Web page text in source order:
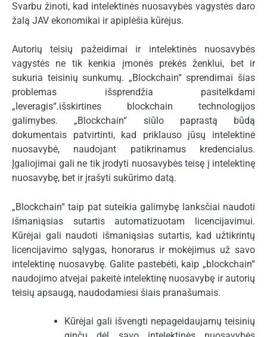
Svarbu žinoti, kad intelektinės nuosavybės vagystės daro
žalą JAV ekonomikai ir apiplėšia kūrėjus.
Autorių teisių pažeidimai ir intelektinės nuosavybės
vagystės ne tik kenkia įmonės prekės ženklui, bet ir
sukuria teisinių sunkumų. „Blockchain“ sprendimai šias
problemas išsprendžia pasitelkdami
„leveragis“.išskirtines blockchain technologijos
galimybes. „Blockchain“ siūlo paprastą būdą
dokumentais patvirtinti, kad priklauso jūsų intelektinė
nuosavybė, naudojant patikrinamus kredencialus.
Įgaliojimai gali ne tik įrodyti nuosavybės teisę į intelektinę
nuosavybę, bet ir įrašyti sukūrimo datą.
„Blockchain“ taip pat suteikia galimybę lanksčiai naudoti
išmaniąsias sutartis automatizuotam licencijavimui.
Kūrėjai gali naudoti išmaniąsias sutartis, kad užtikrintų
licencijavimo sąlygas, honorarus ir mokėjimus už savo
intelektinę nuosavybę. Galite pastebėti, kaip „blockchain“
naudojimo atvejai pakeitė intelektinę nuosavybę ir autorių
teisių apsaugą, naudodamiesi šiais pranašumais.
Kūrėjai gali išvengti nepageidaujamų teisinių